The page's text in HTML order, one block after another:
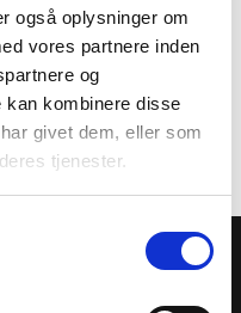
også oplysninger om
vores partnere inden
og
kan kombinere disse
givet dem, eller som
tjenester.
af
er